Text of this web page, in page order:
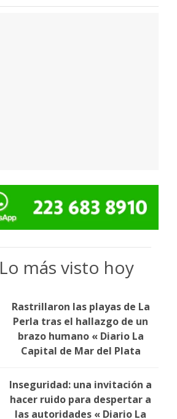
Lo más visto hoy
Rastrillaron las playas de La
Perla tras el hallazgo de un
brazo humano « Diario La
Capital de Mar del Plata
Inseguridad: una invitación a
hacer ruido para despertar a
las autoridades « Diario La